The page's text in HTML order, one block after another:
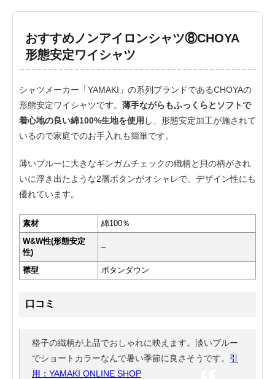
おすすめノンアイロンシャツ⑧CHOYA
形態安定ワイシャツ
シャツメーカー「YAMAKI」の系列ブランドであるCHOYAの
形態安定ワイシャツです。 薄手ながらもふっくらとソフトで
着心地の良い綿100%生地を使用 し、形態安定加工が施されて
いるので家庭でのお手入れも簡単です。
薄いブルーに大きなギンガムチェックの織柄と貝の柄がきれ
いに浮き出たような2層ボタンがオシャレで、デザイン性にも
優れています。
素材
綿100％
W&W性(形態安定
性)
–
襟型 ボタンダウン
口コミ
格子の織柄が上品でおしゃれに映えます。淡いブルー
でショートカラーなんで暑い季節に良さそうです。 引
用：YAMAKI ONLINE SHOP